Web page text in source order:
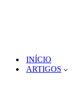
INÍCIO
ARTIGOS